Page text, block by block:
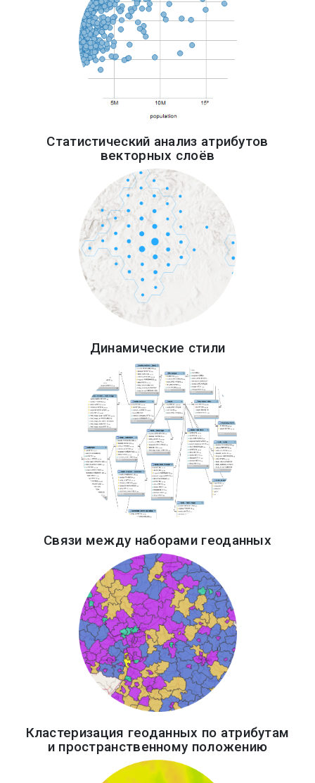
Статистический анализ атрибутов
векторных слоёв
Динамические стили
Связи между наборами геоданных
Кластеризация геоданных по атрибутам
и пространственному положению